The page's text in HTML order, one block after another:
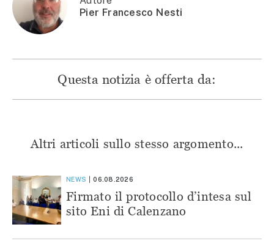
Pier Francesco Nesti
Questa notizia è offerta da:
Altri articoli sullo stesso argomento...
NEWS 06.08.2026
Firmato il protocollo d’intesa sul
sito Eni di Calenzano